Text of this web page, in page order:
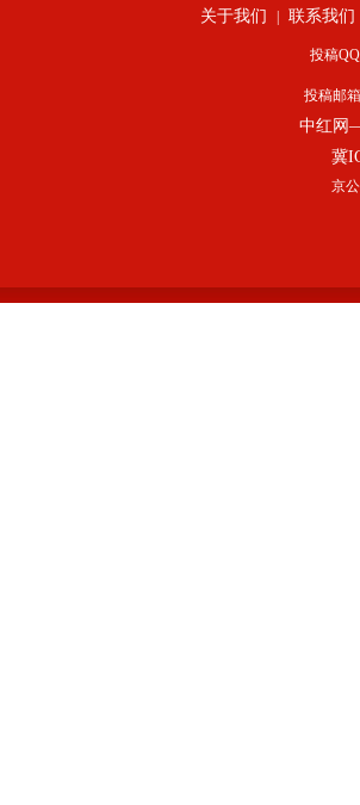
关于我们 联系我们
投稿
投稿邮
中红网
冀
京